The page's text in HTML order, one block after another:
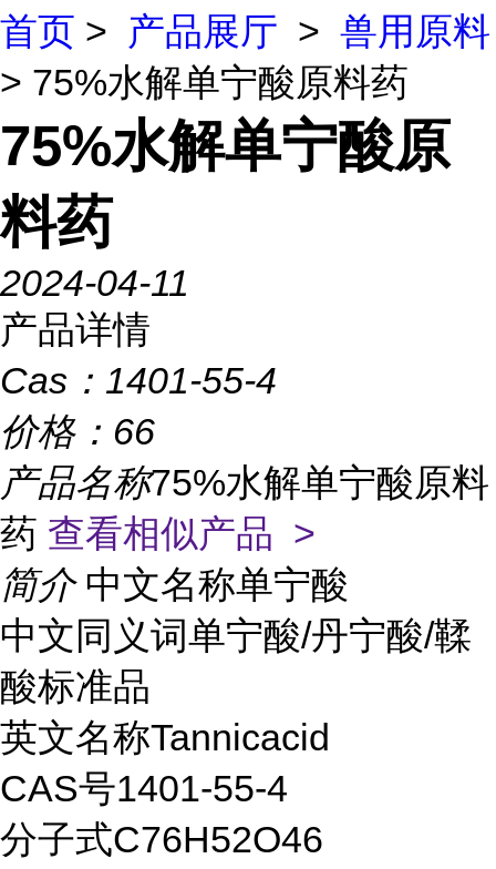
首页 > 产品展厅 > 兽用原料
> 75%水解单宁酸原料药
75%水解单宁酸原
料药
2024-04-11
产品详情
Cas： 1401-55-4
价格： 66
产品名称75%水解单宁酸原料
药 查看相似产品 >
简介 中文名称单宁酸
中文同义词单宁酸/丹宁酸/鞣
酸标准品
英文名称Tannicacid
CAS号1401-55-4
分子式C76H52O46